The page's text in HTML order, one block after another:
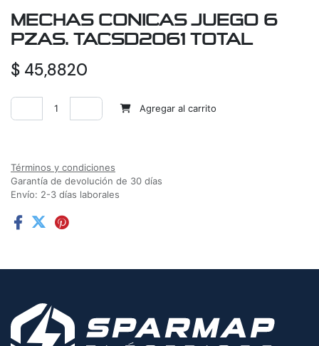
MECHAS CONICAS JUEGO 6
PZAS. TACSD2061 TOTAL
$ 45,8820
Agregar al carrito
Términos y condiciones
Garantía de devolución de 30 días
Envío: 2-3 días laborales